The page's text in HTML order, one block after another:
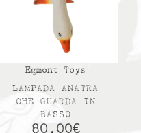
Egmont Toys
LAMPADA ANATRA
CHE GUARDA IN
BASSO
80,00€